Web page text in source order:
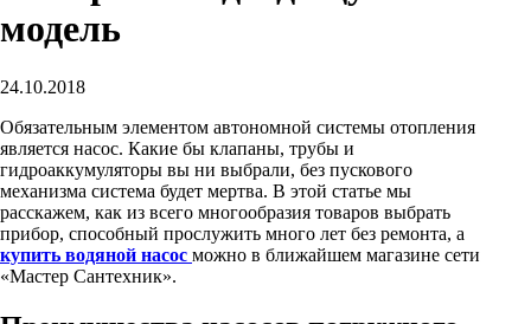
модель
24.10.2018
Обязательным элементом автономной системы отопления
является насос. Какие бы клапаны, трубы и
гидроаккумуляторы вы ни выбрали, без пускового
механизма система будет мертва. В этой статье мы
расскажем, как из всего многообразия товаров выбрать
прибор, способный прослужить много лет без ремонта, а
купить водяной насос можно в ближайшем магазине сети
«Мастер Сантехник».
Алюминиевые радиаторы отопления
Биметаллические радиаторы отопления
Развернуть(4)
Раковины в ванную комнату
Кронштейны для раковины
Пьедестал для раковин в ванную
Раковины для ванной
Ревизионные люки
СЕРИЯ АРРЗ Аллюминиевый.выталкивающий